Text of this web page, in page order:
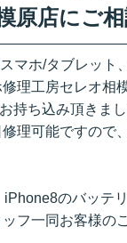
原店にご相
マホ/タブレット
理工房セレオ相
持ち込み頂きま
理可能ですの
のバッテ
フ一同お客様の